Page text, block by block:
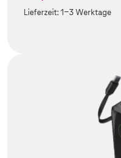
Lieferzeit:1-3 Werktage